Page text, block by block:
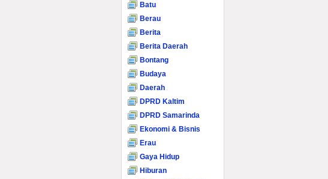
Batu
Berau
Berita
Berita Daerah
Bontang
Budaya
Daerah
DPRD Kaltim
DPRD Samarinda
Ekonomi & Bisnis
Erau
Gaya Hidup
Hiburan